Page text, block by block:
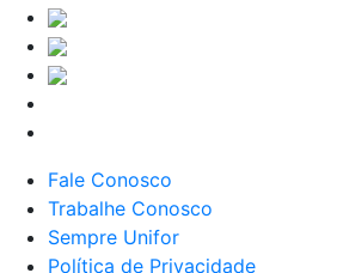
Fale Conosco
Trabalhe Conosco
Sempre Unifor
Política de Privacidade